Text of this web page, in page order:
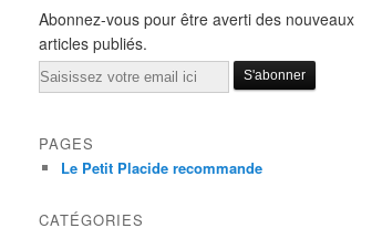
Abonnez-vous pour être averti des nouveaux
articles publiés.
Email
PAGES
Le Petit Placide recommande
CATÉGORIES